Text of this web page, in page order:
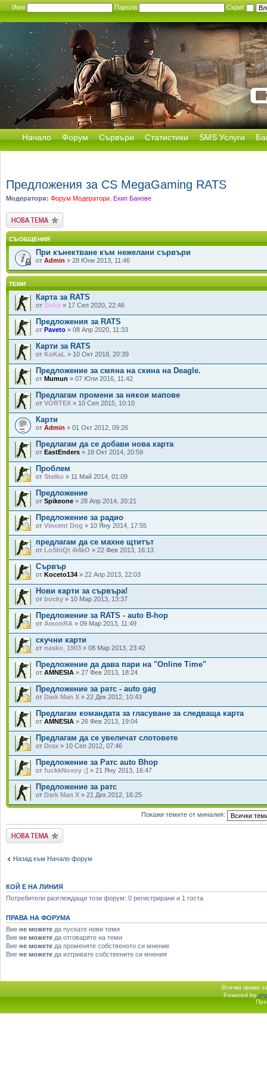
Име: Парола: Скрит
Начало Форум Сървъри Статистики SMS Услуги
Предложения за CS MegaGaming RATS
Модератори: Форум Модератори Екип Банове
Публикувай нова
тема
СЪОБЩЕНИЯ
При кънектване към нежелани сървъри
от Admin » 28 Юни 2013, 11:46
ТЕМИ
Карта за RATS
от Siska » 17 Сеп 2020, 22:46
Предложения за RATS
от Paveto » 08 Апр 2020, 11:33
Карти за RATS
от KoKaL » 10 Окт 2018, 20:39
Предложение за смяна на скина на Deagle.
от Mumun » 07 Юли 2016, 11:42
Предлагам промени за някои мапове
от VORTEX » 10 Сеп 2015, 10:10
Карти
от Admin » 01 Окт 2012, 09:26
Предлагам да се добави нова карта
от EastEnders » 18 Окт 2014, 20:59
Проблем
от Stelko » 11 Май 2014, 01:09
Предложение
от Spikeone » 28 Апр 2014, 20:21
Предложение за радио
от Vincent Dog » 10 Яну 2014, 17:55
предлагам да се махне щтитът
от LoShiQt 4i4kO » 22 Фев 2013, 16:13
Сървър
от Koceto134 » 22 Апр 2013, 22:03
Нови карти за сървъра!
от bucky » 10 Мар 2013, 13:37
Предложение за RATS - auto B-hop
от AmonRA » 09 Мар 2013, 11:49
скучни карти
от nasko_1903 » 08 Мар 2013, 23:42
Предложение да дава пари на "Online Time"
от AMNESIA » 27 Фев 2013, 18:24
Предложение за ратс - auto gag
от Dark Man X » 22 Дек 2012, 10:43
Предлагам командата за гласуване за следваща карта
от AMNESIA » 26 Фев 2013, 19:04
Предлагам да се увеличат слотовете
от Drax » 10 Сеп 2012, 07:46
Предложение за Ратс auto Bhop
от fuckkNoxoy ;] » 21 Яну 2013, 16:47
Предложение за ратс
от Dark Man X » 21 Дек 2012, 16:25
Покажи темите от миналия:
Публикувай нова
тема
Назад към Начало форум
КОЙ Е НА ЛИНИЯ
Потребители разглеждащи този форум: 0 регистрирани и 1 госта
ПРАВА НА ФОРУМА
Вие не можете да пускате нови теми
Вие не можете да отговаряте на теми
Вие не можете да променяте собственото си мнение
Вие не можете да изтривате собствените си мнения
Всички права
Начало форум Powered by